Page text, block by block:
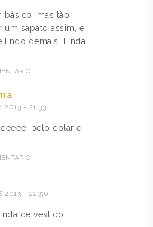
básico, mas tão
um sapato assim, e
demais. Linda
2013 - 21:33
pelo colar e
2013 - 22:50
de vestido